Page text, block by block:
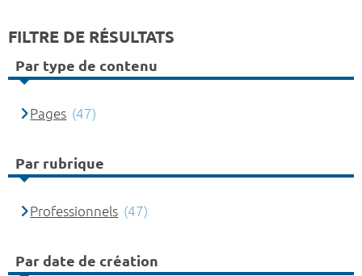
FILTRE DE RÉSULTATS
Par type de contenu
Pages (47)
Par rubrique
Professionnels (47)
Par date de création